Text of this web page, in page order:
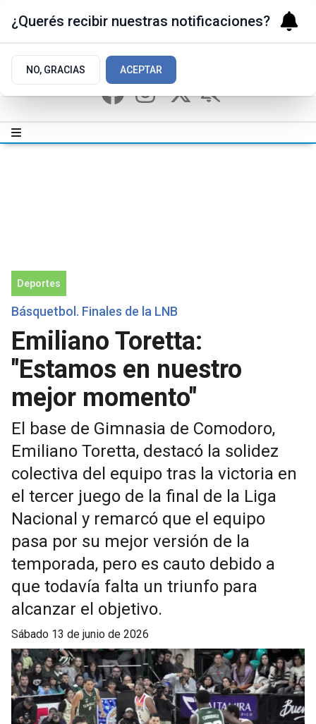
Deportes
Básquetbol. Finales de la LNB
Emiliano Toretta:
"Estamos en nuestro
mejor momento"
El base de Gimnasia de Comodoro,
Emiliano Toretta, destacó la solidez
colectiva del equipo tras la victoria en
el tercer juego de la final de la Liga
Nacional y remarcó que el equipo
pasa por su mejor versión de la
temporada, pero es cauto debido a
que todavía falta un triunfo para
alcanzar el objetivo.
sábado 13 de junio de 2026
¿Querés recibir nuestras notificaciones?
NO, GRACIAS ACEPTAR